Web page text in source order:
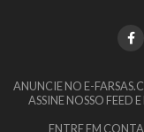
ANUNCIE NO E-
ASSINE NOSSO FEED
ENTRE EM